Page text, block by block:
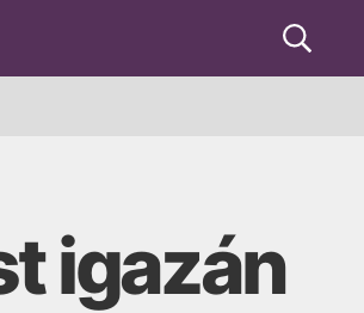
Keresés
igazán